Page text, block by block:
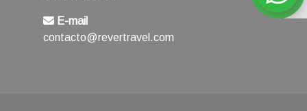
E-mail
contacto@revertravel.com